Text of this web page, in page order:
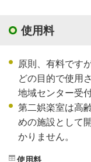
使用料
原則、有料です
どの目的で使用
地域センター受
第二娯楽室は高
めの施設として
かりません。
使用料